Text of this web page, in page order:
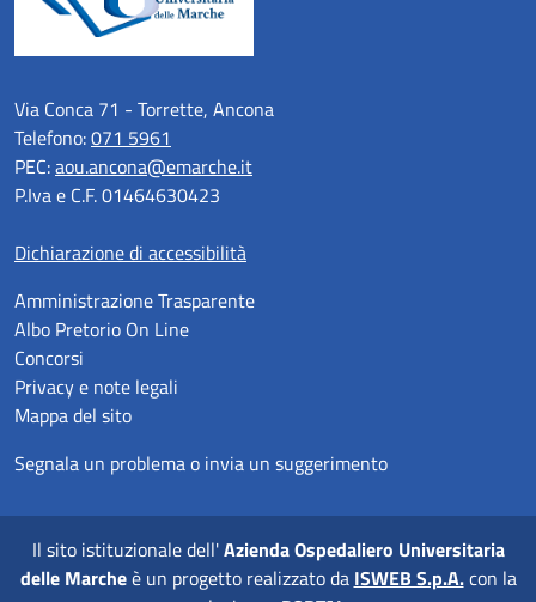
Via Conca 71 - Torrette, Ancona
Telefono:071 5961
PEC:aou.ancona@emarche.it
P.Iva e C.F. 01464630423
Dichiarazione di accessibilità
Amministrazione Trasparente
Albo Pretorio On Line
Concorsi
Privacy e note legali
Mappa del sito
Segnala un problema o invia un suggerimento
Il sito istituzionale dell'Azienda Ospedaliero Universitaria
delle Marcheè un progetto realizzato da ISWEB S.p.A.con la